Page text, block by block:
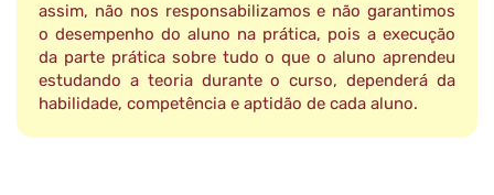
assim, não nos responsabilizamos e não garantimos
o desempenho do aluno na prática, pois a execução
da parte prática sobre tudo o que o aluno aprendeu
estudando a teoria durante o curso, dependerá da
habilidade, competência e aptidão de cada aluno.